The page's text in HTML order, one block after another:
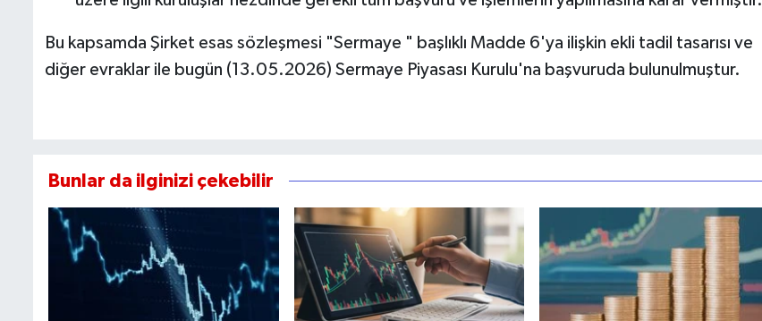
Bu kapsamda Şirket esas sözleşmesi "Sermaye " başlıklı Madde 6'ya ilişkin ekli tadil tasarısı ve
diğer evraklar ile bugün (13.05.2026) Sermaye Piyasası Kurulu'na başvuruda bulunulmuştur.
Bunlar da ilginizi çekebilir